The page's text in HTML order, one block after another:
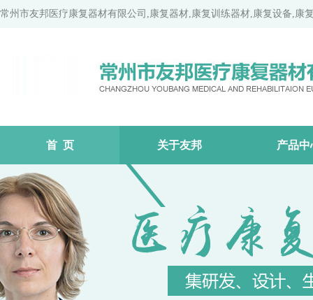
常州市友邦医疗康复器材有限公司,康复器材,康复训练器材,康复设备,康
首 页 关于友邦 产品中